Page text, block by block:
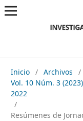
Inicio / Archivos
/
Vol. 10 Núm. 3
2022
/
Resúmenes de